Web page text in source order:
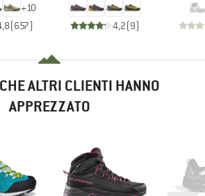
+10
(657) 4,2(9)
ALTRI CLIENTI HANNO
APPREZZATO